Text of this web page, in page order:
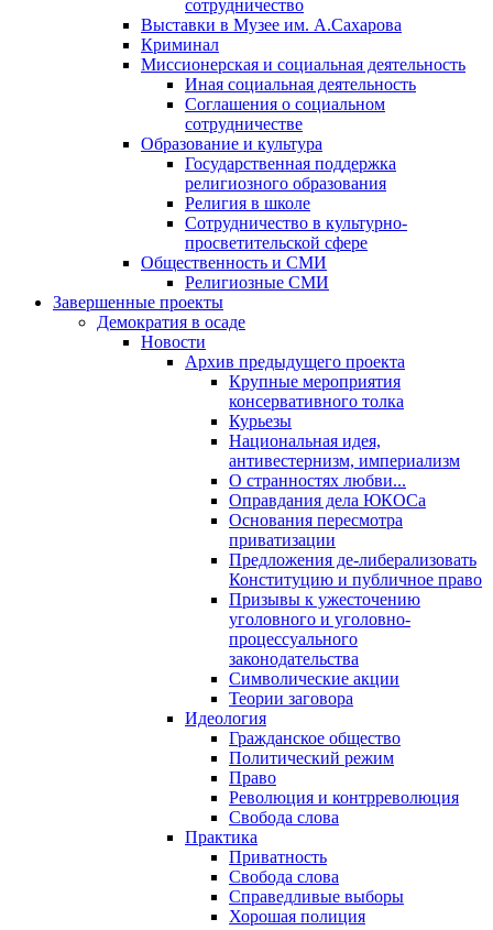
сотрудничество
Выставки в Музее им. А.Сахарова
Криминал
Миссионерская и социальная деятельность
Иная социальная деятельность
Соглашения о социальном
сотрудничестве
Образование и культура
Государственная поддержка
религиозного образования
Религия в школе
Сотрудничество в культурно-
просветительской сфере
Общественность и СМИ
Религиозные СМИ
Завершенные проекты
Демократия в осаде
Новости
Архив предыдущего проекта
Крупные мероприятия
консервативного толка
Курьезы
Национальная идея,
антивестернизм, империализм
О странностях любви...
Оправдания дела ЮКОСа
Основания пересмотра
приватизации
Предложения де-либерализовать
Конституцию и публичное право
Призывы к ужесточению
уголовного и уголовно-
процессуального
законодательства
Символические акции
Теории заговора
Идеология
Гражданское общество
Политический режим
Право
Революция и контрреволюция
Свобода слова
Практика
Приватность
Свобода слова
Справедливые выборы
Хорошая полиция